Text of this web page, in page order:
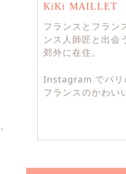
KiKi MAILLET
フランスとフラン
ンス人師匠と出会
郊外に在住。
Instagram でパリ
フランスのかわい